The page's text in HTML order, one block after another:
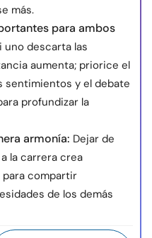
más.
para ambos
uno descarta las
aumenta; priorice el
sentimientos y el debate
profundizar la
armonía: Dejar de
la carrera crea
compartir
de los demás